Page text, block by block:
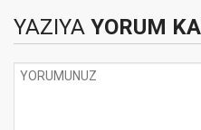
YAZIYA YORUM